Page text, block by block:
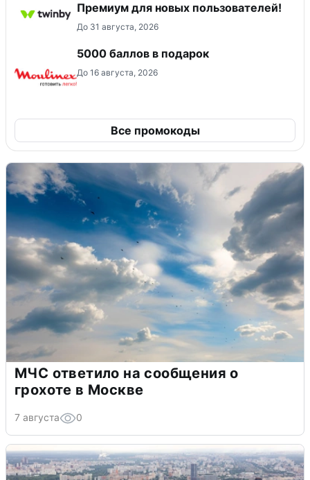
Премиум для новых пользователей!
До 31 августа, 2026
5000 баллов в подарок
До 16 августа, 2026
Все промокоды
МЧС ответило на сообщения о
грохоте в Москве
7 августа 0